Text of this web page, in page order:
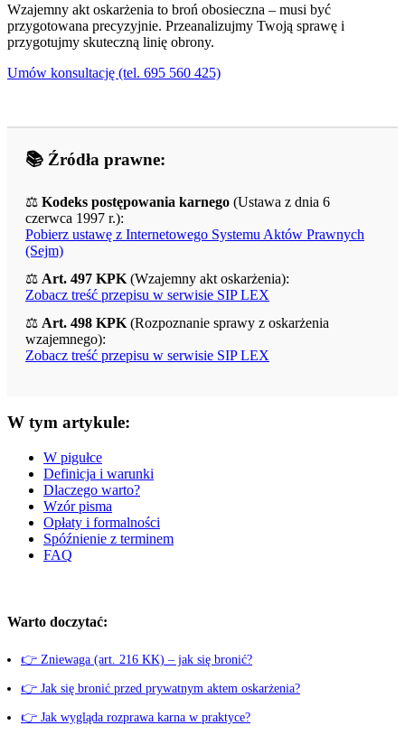
Wzajemny akt oskarżenia to broń obosieczna – musi być
przygotowana precyzyjnie. Przeanalizujmy Twoją sprawę i
przygotujmy skuteczną linię obrony.
Umów konsultację (tel. 695 560 425)
📚 Źródła prawne:
⚖️ Kodeks postępowania karnego (Ustawa z dnia 6
czerwca 1997 r.):
Pobierz ustawę z Internetowego Systemu Aktów Prawnych
(Sejm)
⚖️ Art. 497 KPK (Wzajemny akt oskarżenia):
Zobacz treść przepisu w serwisie SIP LEX
⚖️ Art. 498 KPK (Rozpoznanie sprawy z oskarżenia
wzajemnego):
Zobacz treść przepisu w serwisie SIP LEX
W tym artykule:
W pigułce
Definicja i warunki
Dlaczego warto?
Wzór pisma
Opłaty i formalności
Spóźnienie z terminem
FAQ
Warto doczytać:
👉 Zniewaga (art. 216 KK) – jak się bronić?
👉 Jak się bronić przed prywatnym aktem oskarżenia?
👉 Jak wygląda rozprawa karna w praktyce?